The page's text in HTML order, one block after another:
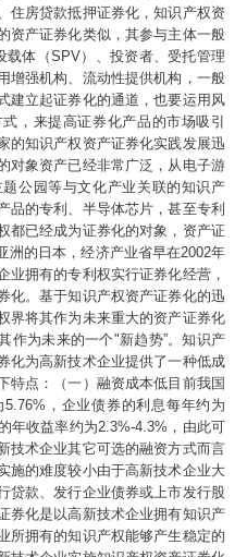
住房贷款抵押证券化，知识产权资
资产证券化类似，其参与主体一般
体（SPV）、投资者、受托管理
增强机构、流动性提供机构，一般
建立起证券化的通道，也要运用风
，来提高证券化产品的市场吸引
的知识产权资产证券化实践发展迅
对象资产已经非常广泛，从电子游
公园等与文化产业关联的知识产
品的专利、半导体芯片，甚至专利
都已经成为证券化的对象，资产证
洲的日本，经济产业省早在2002年
业拥有的专利权实行证券化经营，
化。基于知识产权资产证券化的迅
界将其作为未来重大的资产证券化
作为未来的一个"新趋势”。知识产
化为高新技术企业提供了一种低成
特点：（一）融资成本低目前我国
，企业债券的利息每年约为
年收益率约为2.3%-4.3%，由此可
技术企业其它可选的融资方式而言
施的难度较小由于高新技术企业大
贷款、发行企业债券或上市发行股
券化是以高新技术企业拥有知识产
所拥有的知识产权能够产生稳定的